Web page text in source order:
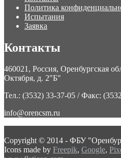
Политика
Испытания
Заявка
Контакты
460021, Россия, Оренбургская
Октября, д. 2"Б"
Тел.: (3532) 33-37-05 / Факс:
info@orencsm.ru
Copyright © 2014 - ФБУ
Icons made by Freepik, Google,